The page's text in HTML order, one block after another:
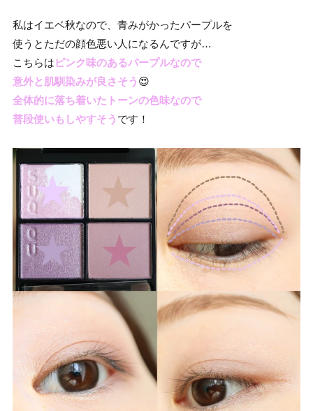
私はイエベ秋なので、青みがかったパープルを
使うとただの顔色悪い人になるんですが…
こちらは ピンク味のあるパープルなので
意外と肌馴染みが良さそう 😍
全体的に落ち着いたトーンの色味なので
普段使いもしやすそう です！